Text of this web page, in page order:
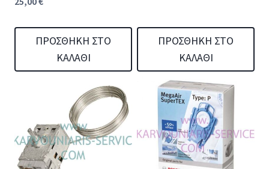
ΠΡΟΣΘΉΚΗ ΣΤΟ
ΚΑΛΆΘΙ
ΠΡΟΣΘΉΚΗ ΣΤΟ
ΚΑΛΆΘΙ